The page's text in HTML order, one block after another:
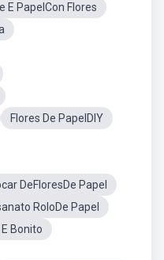
E PapelCon Flores
Flores De PapelDIY
DeFloresDe Papel
RoloDe Papel
Bonito